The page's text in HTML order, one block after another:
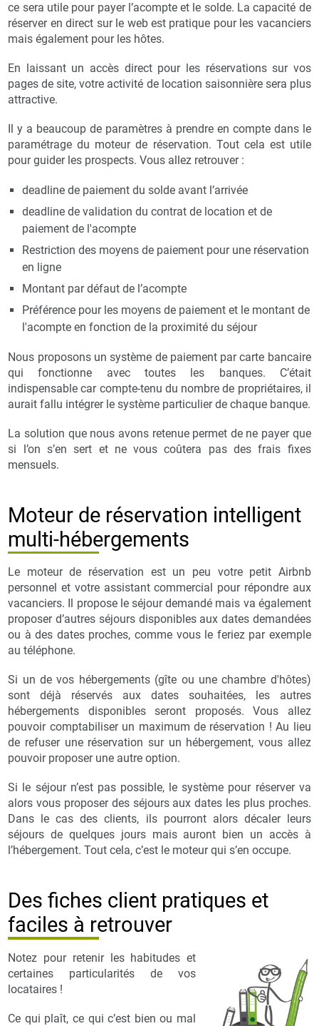
ce sera utile pour payer l’acompte et le solde. La capacité de
réserver en direct sur le web est pratique pour les vacanciers
mais également pour les hôtes.
En laissant un accès direct pour les réservations sur vos
pages de site, votre activité de location saisonnière sera plus
attractive.
Il y a beaucoup de paramètres à prendre en compte dans le
paramétrage du moteur de réservation. Tout cela est utile
pour guider les prospects. Vous allez retrouver :
deadline de paiement du solde avant l’arrivée
deadline de validation du contrat de location et de
paiement de l'acompte
Restriction des moyens de paiement pour une réservation
en ligne
Montant par défaut de l’acompte
Préférence pour les moyens de paiement et le montant de
l'acompte en fonction de la proximité du séjour
Nous proposons un système de paiement par carte bancaire
qui fonctionne avec toutes les banques. C’était
indispensable car compte-tenu du nombre de propriétaires, il
aurait fallu intégrer le système particulier de chaque banque.
La solution que nous avons retenue permet de ne payer que
si l’on s’en sert et ne vous coûtera pas des frais fixes
mensuels.
Moteur de réservation intelligent
multi-hébergements
Le moteur de réservation est un peu votre petit Airbnb
personnel et votre assistant commercial pour répondre aux
vacanciers. Il propose le séjour demandé mais va également
proposer d’autres séjours disponibles aux dates demandées
ou à des dates proches, comme vous le feriez par exemple
au téléphone.
Si un de vos hébergements (gîte ou une chambre d'hôtes)
sont déjà réservés aux dates souhaitées, les autres
hébergements disponibles seront proposés. Vous allez
pouvoir comptabiliser un maximum de réservation ! Au lieu
de refuser une réservation sur un hébergement, vous allez
pouvoir proposer une autre option.
Si le séjour n’est pas possible, le système pour réserver va
alors vous proposer des séjours aux dates les plus proches.
Dans le cas des clients, ils pourront alors décaler leurs
séjours de quelques jours mais auront bien un accès à
l’hébergement. Tout cela, c’est le moteur qui s’en occupe.
Des fiches client pratiques et
faciles à retrouver
Notez pour retenir les habitudes et
certaines particularités de vos
locataires !
Ce qui plaît, ce qui c’est bien ou mal